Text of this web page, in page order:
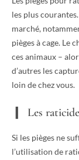
les plus
marché,
pièges à cage. Le
ces animaux –
d’autres les
loin de chez vous.
Les
Si les pièges ne
l’utilisation de